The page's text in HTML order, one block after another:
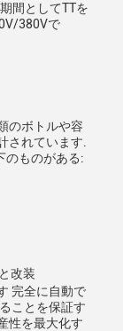
間としてTTを
380Vで
のボトルや容
されています.
のものがある:
改装
完全に自動で
ことを保証す
性を最大化す